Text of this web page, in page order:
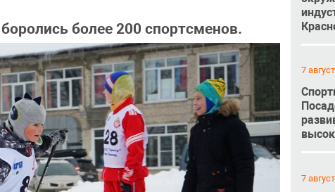
более 200 спортсменов.
7
7